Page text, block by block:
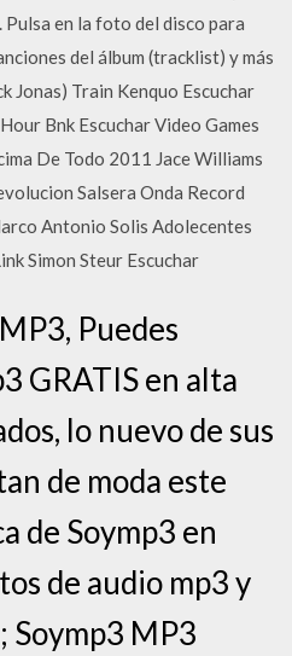
en la foto del disco para
del álbum (tracklist) y más
Jonas) Train Kenquo Escuchar
Bnk Escuchar Video Games
De Todo 2011 Jace Williams
Salsera Onda Record
Antonio Solis Adolecentes
Simon Steur Escuchar
Puedes
GRATIS en alta
lo nuevo de sus
de moda este
de Soymp3 en
de audio mp3 y
Soymp3 MP3